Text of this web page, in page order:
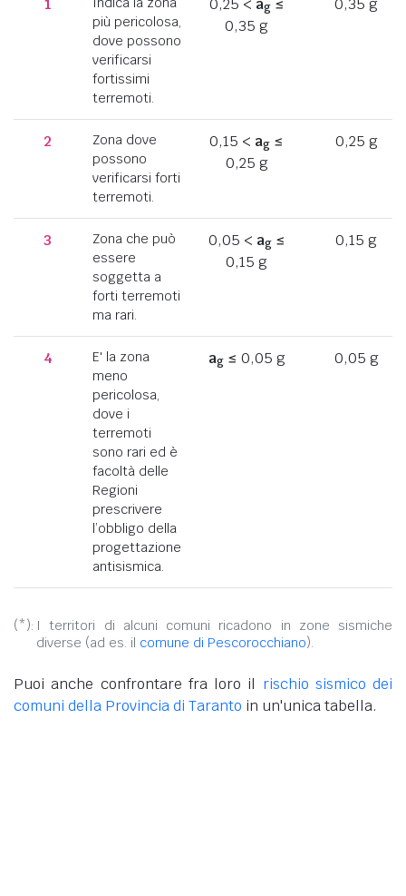
1
più pericolosa,
dove possono
verificarsi
fortissimi
terremoti.
0,25 < ag≤
0,35 g
0,35 g
2
Zona dove
possono
verificarsi forti
terremoti.
0,15 < ag ≤
0,25 g
0,25 g
3
Zona che può
essere
soggetta a
forti terremoti
ma rari.
0,05 < ag≤
0,15 g
0,15 g
4
E' la zona
meno
pericolosa,
dove i
terremoti
sono rari ed è
facoltà delle
Regioni
prescrivere
l’obbligo della
progettazione
antisismica.
ag≤ 0,05 g 0,05 g
(*): I territori di alcuni comuni ricadono in zone sismiche
diverse (ad es. il comune di Pescorocchiano).
Puoi anche confrontare fra loro il rischio sismico dei
comuni della Provincia di Taranto in un'unica tabella.